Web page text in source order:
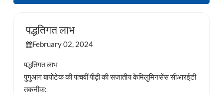
पद्धतिगत लाभ
February 02, 2024
पद्धतिगत लाभ
पुगुआंग बायोटेक की पांचवीं पीढ़ी की सजातीय केमिलुमिनसेंस सीआरईटी
तकनीक: